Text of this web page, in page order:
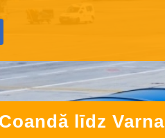
līdz Varna